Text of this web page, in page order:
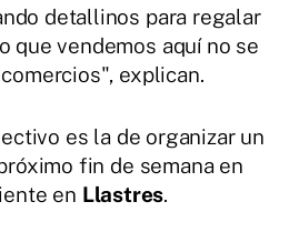
detallinos para regalar
que vendemos aquí no se
explican.
es la de organizar un
fin de semana en
en Llastres.